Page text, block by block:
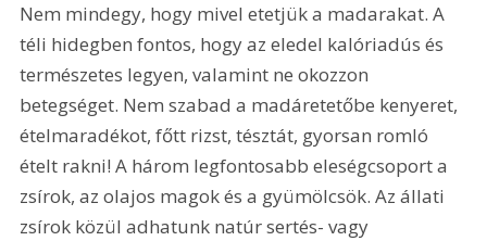
Nem mindegy, hogy mivel etetjük a madarakat. A
téli hidegben fontos, hogy az eledel kalóriadús és
természetes legyen, valamint ne okozzon
betegséget. Nem szabad a madáretetőbe kenyeret,
ételmaradékot, főtt rizst, tésztát, gyorsan romló
ételt rakni! A három legfontosabb eleségcsoport a
zsírok, az olajos magok és a gyümölcsök. Az állati
zsírok közül adhatunk natúr sertés- vagy